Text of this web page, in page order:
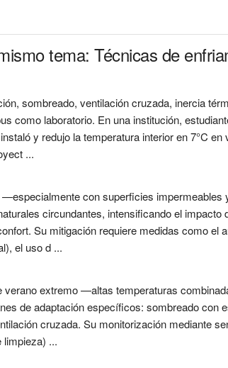
tema: Técnicas de
sombreado, ventilación cruzada, inercia
como laboratorio. En una institución,
y redujo la temperatura interior en 7°C
...
con superficies
circundantes, intensificando el impacto
Su mitigación requiere medidas como el
el uso d ...
extremo —altas temperaturas
de adaptación específicos: sombreado con
cruzada. Su monitorización mediante
limpieza) ...